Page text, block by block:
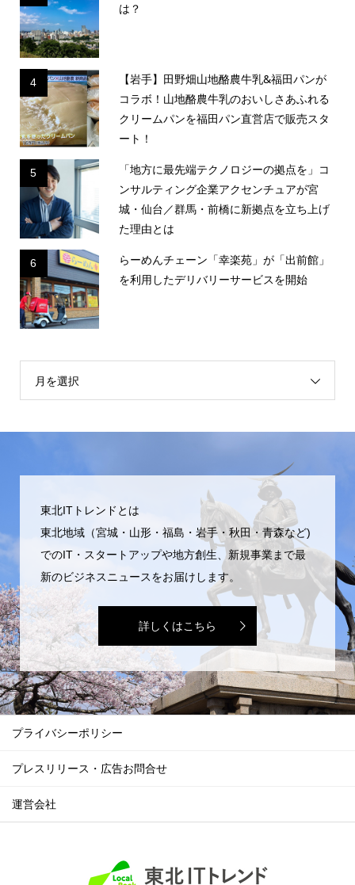
は？
4
【岩手】田野畑山地酪農牛乳&福田パンが
コラボ！山地酪農牛乳のおいしさあふれる
クリームパンを福田パン直営店で販売スタ
ート！
5
「地方に最先端テクノロジーの拠点を」コ
ンサルティング企業アクセンチュアが宮
城・仙台／群馬・前橋に新拠点を立ち上げ
た理由とは
6
らーめんチェーン「幸楽苑」が「出前館」
を利用したデリバリーサービスを開始
月を選択
東北ITトレンドとは
東北地域（宮城・山形・福島・岩手・秋田・青森など)
でのIT・スタートアップや地方創生、新規事業まで最
新のビジネスニュースをお届けします。
詳しくはこちら
プライバシーポリシー
プレスリリース・広告お問合せ
運営会社